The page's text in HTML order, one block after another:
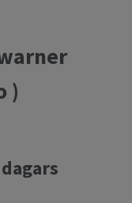
)